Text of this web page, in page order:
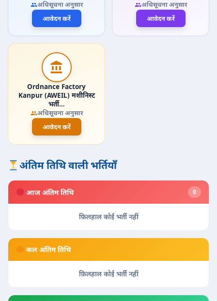
अधिसूचना अनुसार
आवेदन करें
अधिसूचना अनुसार
आवेदन करें
Ordnance Factory
Kanpur (AWEIL) मशीनिस्ट
भर्ती…
अधिसूचना अनुसार
आवेदन करें
अंतिम तिथि वाली भर्तियाँ
आज अंतिम तिथि 0
फ़िलहाल कोई भर्ती नहीं
कल अंतिम तिथि
फ़िलहाल कोई भर्ती नहीं